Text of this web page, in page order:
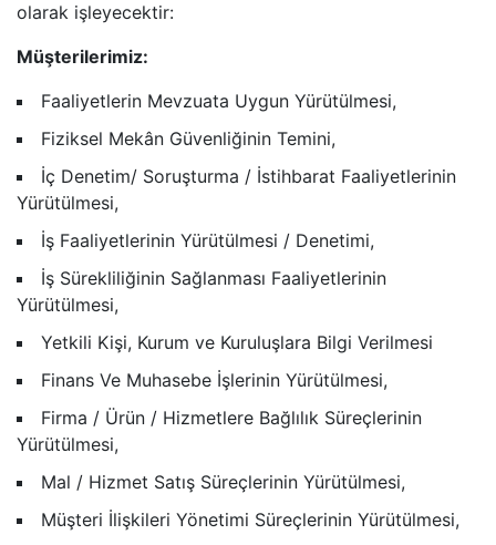
olarak işleyecektir:
Müşterilerimiz:
Faaliyetlerin Mevzuata Uygun Yürütülmesi,
Fiziksel Mekân Güvenliğinin Temini,
İç Denetim/ Soruşturma / İstihbarat Faaliyetlerinin
Yürütülmesi,
İş Faaliyetlerinin Yürütülmesi / Denetimi,
İş Sürekliliğinin Sağlanması Faaliyetlerinin
Yürütülmesi,
Yetkili Kişi, Kurum ve Kuruluşlara Bilgi Verilmesi
Finans Ve Muhasebe İşlerinin Yürütülmesi,
Firma / Ürün / Hizmetlere Bağlılık Süreçlerinin
Yürütülmesi,
Mal / Hizmet Satış Süreçlerinin Yürütülmesi,
Müşteri İlişkileri Yönetimi Süreçlerinin Yürütülmesi,